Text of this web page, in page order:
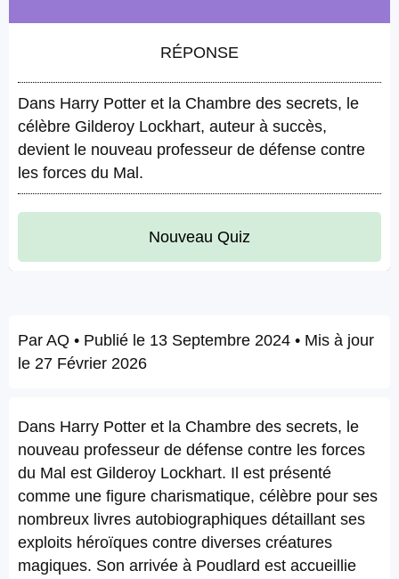
RÉPONSE
Dans Harry Potter et la Chambre des secrets, le
célèbre Gilderoy Lockhart, auteur à succès,
devient le nouveau professeur de défense contre
les forces du Mal.
Nouveau Quiz
Par AQ • Publié le 13 Septembre 2024 • Mis à jour
le 27 Février 2026
Dans Harry Potter et la Chambre des secrets, le
nouveau professeur de défense contre les forces
du Mal est Gilderoy Lockhart. Il est présenté
comme une figure charismatique, célèbre pour ses
nombreux livres autobiographiques détaillant ses
exploits héroïques contre diverses créatures
magiques. Son arrivée à Poudlard est accueillie